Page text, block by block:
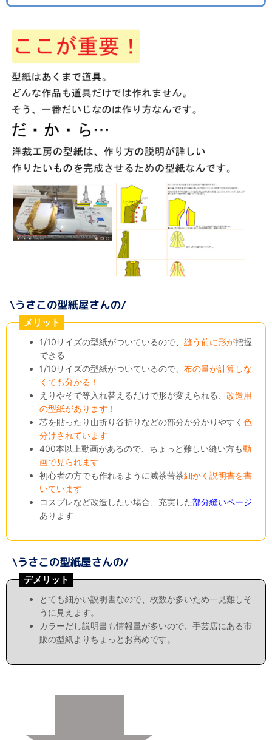
メリット
1/10サイズの型紙がついているので、縫う前に形が把握
できる
1/10サイズの型紙がついているので、布の量が計算しな
くても分かる！
えりやそで等入れ替えるだけで形が変えられる、改造用
の型紙があります！
芯を貼ったり山折り谷折りなどの部分が分かりやすく色
分けされています
400本以上動画があるので、ちょっと難しい縫い方も動
画で見られます
初心者の方でも作れるように滅茶苦茶細かく説明書を書
いています
コスプレなど改造したい場合、充実した部分縫いページ
あります
デメリット
とても細かい説明書なので、枚数が多いため一見難しそ
うに見えます。
カラーだし説明書も情報量が多いので、手芸店にある市
販の型紙よりちょっとお高めです。